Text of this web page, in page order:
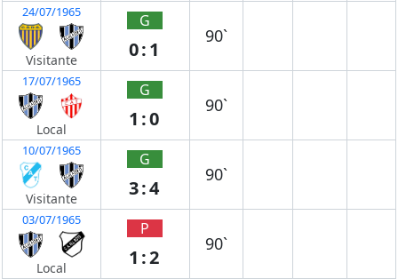
24/07/1965
Visitante
G
0:1
90`
17/07/1965
Local
G
1:0
90`
10/07/1965
Visitante
G
3:4
90`
03/07/1965
Local
P
1:2
90`